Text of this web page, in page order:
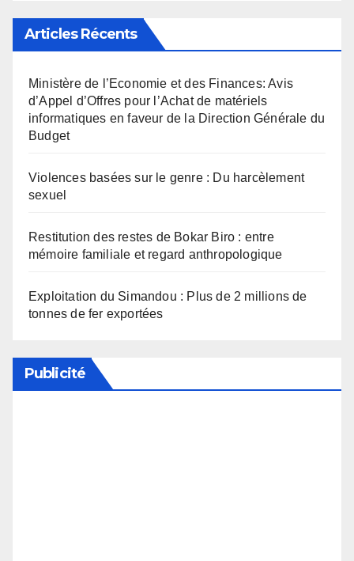
Articles Récents
Ministère de l’Economie et des Finances: Avis
d’Appel d’Offres pour l’Achat de matériels
informatiques en faveur de la Direction Générale du
Budget
Violences basées sur le genre : Du harcèlement
sexuel
Restitution des restes de Bokar Biro : entre
mémoire familiale et regard anthropologique
Exploitation du Simandou : Plus de 2 millions de
tonnes de fer exportées
Publicité